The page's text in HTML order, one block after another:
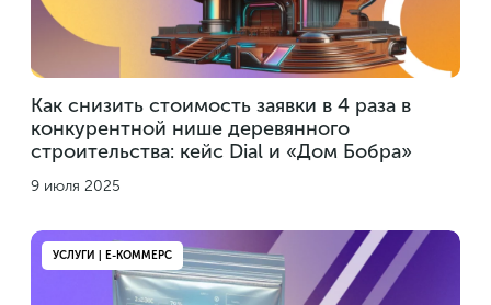
Как снизить стоимость заявки в 4 раза в
конкурентной нише деревянного
строительства: кейс Dial и «Дом Бобра»
9 июля 2025
УСЛУГИ | Е-КОММЕРС